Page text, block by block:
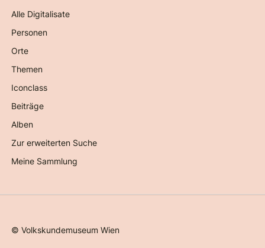
Alle Digitalisate
Personen
Orte
Themen
Iconclass
Beiträge
Alben
Zur erweiterten Suche
Meine Sammlung
©Volkskundemuseum Wien